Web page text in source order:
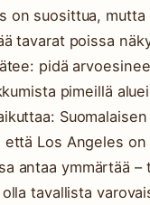
on suosittua, mutta
tavarat poissa
pidä
pimeillä
että Los Angeles
antaa ymmärtää –
tavallista